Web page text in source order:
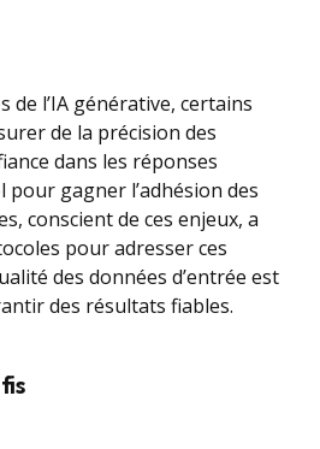
de l’IA générative, certains
de la précision des
dans les réponses
gagner l’adhésion des
conscient de ces enjeux, a
pour adresser ces
des données d’entrée est
des résultats fiables.